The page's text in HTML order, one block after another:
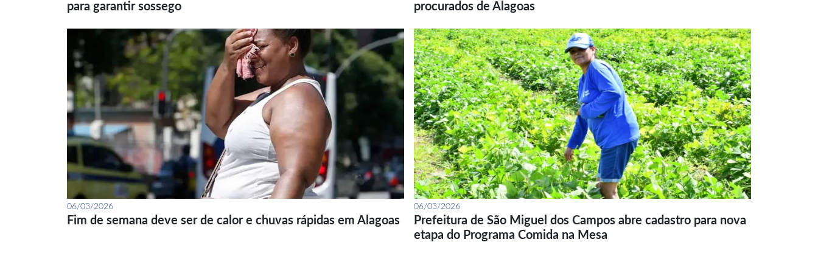
para garantir sossego
procurados de Alagoas
06/03/2026
Fim de semana deve ser de calor e chuvas rápidas em Alagoas
06/03/2026
Prefeitura de São Miguel dos Campos abre cadastro para nova
etapa do Programa Comida na Mesa